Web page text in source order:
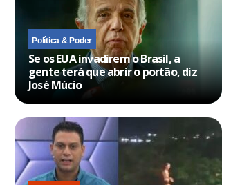
Política & Poder
Se os EUA invadirem o Brasil, a
gente terá que abrir o portão, diz
José Múcio